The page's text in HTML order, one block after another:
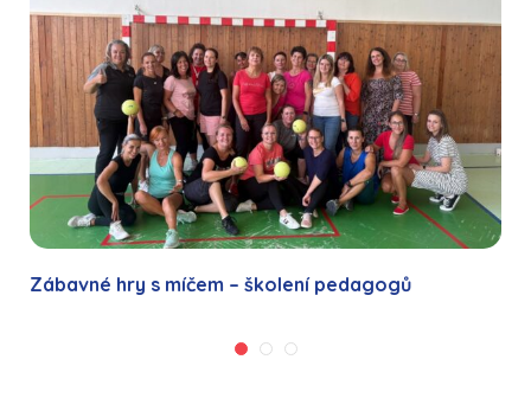
Zábavné hry s míčem – školení pedagogů